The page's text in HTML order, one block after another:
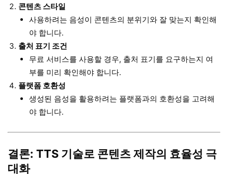
콘텐츠 스타일
사용하려는 음성이 콘텐츠의 분위기와 잘 맞는지 확인해
야 합니다.
출처 표기 조건
무료 서비스를 사용할 경우, 출처 표기를 요구하는지 여
부를 미리 확인해야 합니다.
플랫폼 호환성
생성된 음성을 활용하려는 플랫폼과의 호환성을 고려해
야 합니다.
결론: TTS 기술로 콘텐츠 제작의 효율성 극
대화